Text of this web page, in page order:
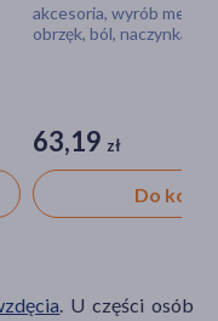
akcesoria, wyrób
obrzęk, ból, naczynka,
63,19 zł
Do
. U części osób